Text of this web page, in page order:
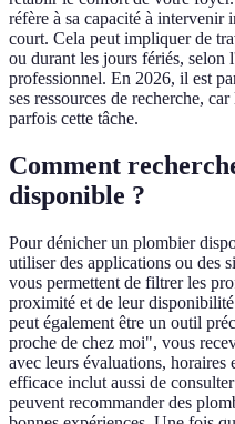
réfère à sa capacité à intervenir
court. Cela peut impliquer de
ou durant les jours fériés, selon
professionnel. En 2026, il est
ses ressources de recherche,
parfois cette tâche.
Comment
disponible ?
Pour dénicher un plombier
utiliser des applications ou des
vous permettent de filtrer les
proximité et de leur
peut également être un outil
proche de chez moi", vous
avec leurs évaluations, horaires
efficace inclut aussi de
peuvent recommander des